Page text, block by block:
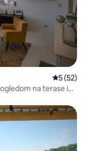
Prosječna
5 (52)
na terase i